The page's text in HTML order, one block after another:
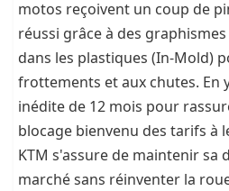
motos reçoivent un coup de
réussi grâce à des
dans les plastiques (In-Mold)
frottements et aux chutes. En
inédite de 12 mois pour
blocage bienvenu des tarifs à
KTM s'assure de maintenir sa
marché sans réinventer la